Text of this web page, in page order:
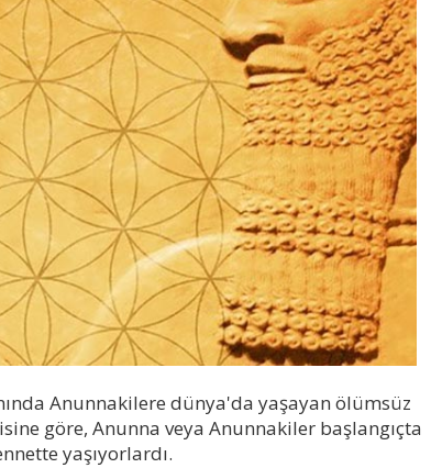
Anunnakilere dünya'da yaşayan ölümsüz
göre, Anunna veya Anunnakiler başlangıçta
yaşıyorlardı.